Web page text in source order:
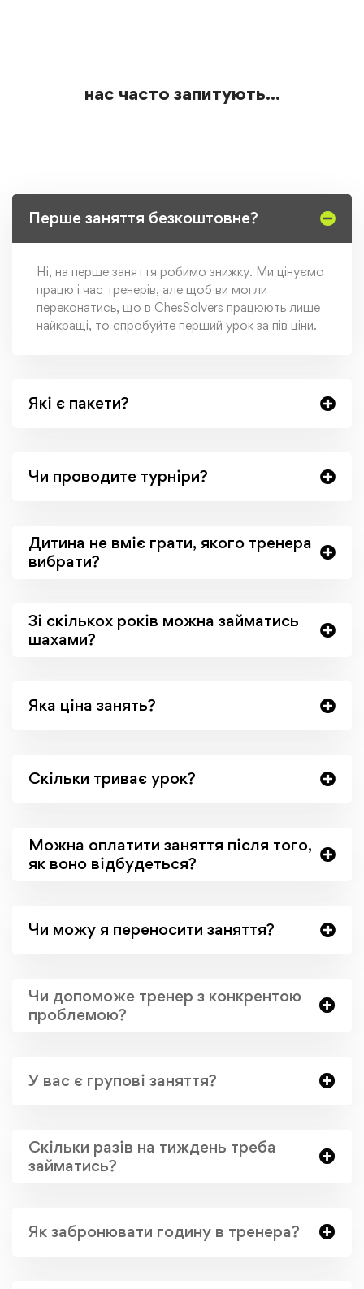
нас часто запитують...
Перше заняття безкоштовне?
Ні, на перше заняття робимо знижку. Ми цінуємо
працю і час тренерів, але щоб ви могли
переконатись, що в ChesSolvers працюють лише
найкращі, то спробуйте перший урок за пів ціни.
Які є пакети?
Чи проводите турніри?
Дитина не вміє грати, якого тренера
вибрати?
Зі скількох років можна займатись
шахами?
Яка ціна занять?
Скільки триває урок?
Можна оплатити заняття після того,
як воно відбудеться?
Чи можу я переносити заняття?
Чи допоможе тренер з конкрентою
проблемою?
У вас є групові заняття?
Скільки разів на тиждень треба
займатись?
Як забронювати годину в тренера?